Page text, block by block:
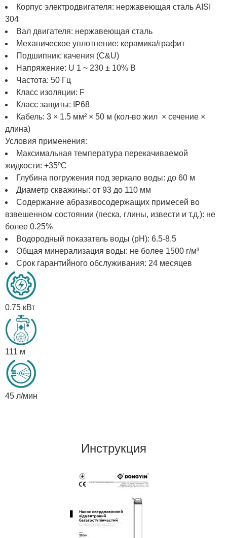
Корпус электродвигателя: нержавеющая сталь AISI
304
Вал двигателя: нержавеющая сталь
Механическое уплотнение: керамика/графит
Подшипник: качения (C&U)
Напряжение: U 1 ~ 230 ± 10% В
Частота: 50 Гц
Класс изоляции: F
Класс защиты: IP68
Кабель: 3 × 1.5 мм² × 50 м (кол-во жил × сечение ×
длина)
Условия применения:
Максимальная температура перекачиваемой
жидкости: +35ºС
Глубина погружения под зеркало воды: до 60 м
Диаметр скважины: от 93 до 110 мм
Содержание абразивосодержащих примесей во
взвешенном состоянии (песка, глины, извести и т.д.): не
более 0.25%
Водородный показатель воды (рН): 6.5-8.5
Общая минерализация воды: не более 1500 г/м³
Срок гарантийного обслуживания: 24 месяцев
0.75 кВт
111 м
45 л/мин
Инструкция